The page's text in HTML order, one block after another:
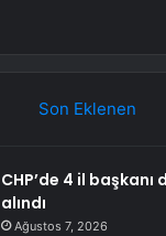
Son Eklenen
CHP’de 4 il
alındı
Ağustos 7, 2026